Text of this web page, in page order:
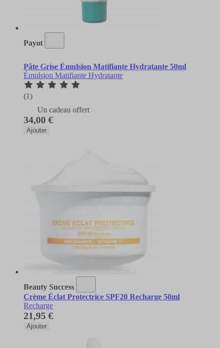
Payot
Pâte Grise Émulsion Matifiante Hydratante 50ml
Émulsion Matifiante Hydratante
(1)
Un cadeau offert
34,00 €
Ajouter
Beauty Success
Crème Éclat Protectrice SPF20 Recharge 50ml
Recharge
21,95 €
Ajouter